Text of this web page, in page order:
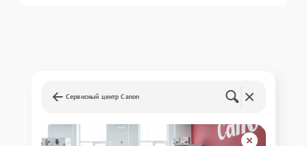
Сервисный центр Canon